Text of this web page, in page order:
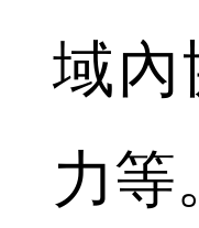
域內
力等